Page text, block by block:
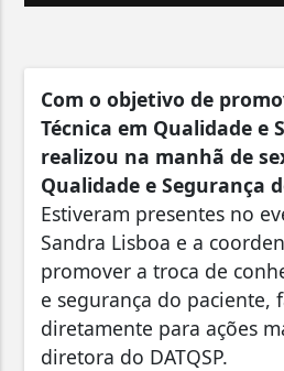
Com o objetivo de
Técnica em Qualidade e
realizou na manhã de
Qualidade e Segurança
Estiveram presentes no
Sandra Lisboa e a
promover a troca de
e segurança do paciente,
diretamente para ações
diretora do DATQSP.